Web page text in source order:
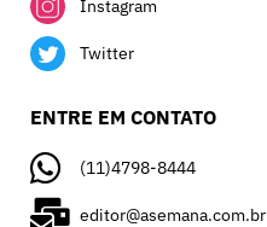
Instagram
Twitter
ENTRE EM CONTATO
(11)4798-8444
editor@asemana.com.br